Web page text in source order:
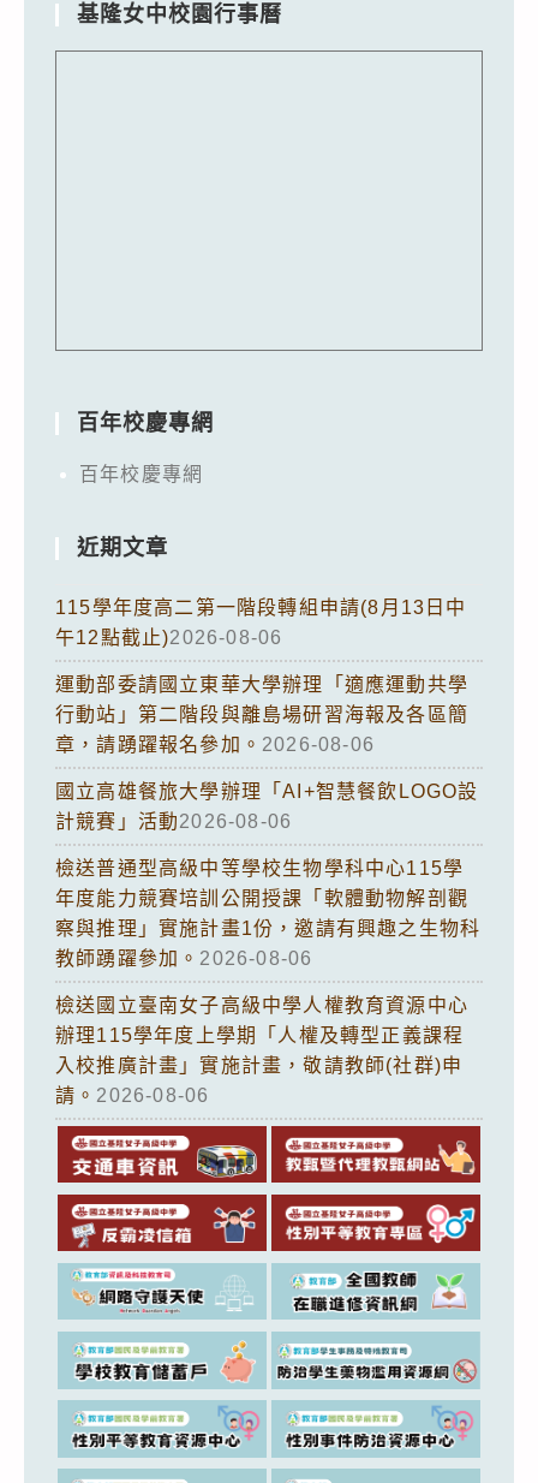
基隆女中校園行事曆
百年校慶專網
百年校慶專網
近期文章
115學年度高二第一階段轉組申請(8月13日中
午12點截止)2026-08-06
運動部委請國立東華大學辦理「適應運動共學
行動站」第二階段與離島場研習海報及各區簡
章，請踴躍報名參加。 2026-08-06
國立高雄餐旅大學辦理「AI+智慧餐飲LOGO設
計競賽」活動2026-08-06
檢送普通型高級中等學校生物學科中心115學
年度能力競賽培訓公開授課「軟體動物解剖觀
察與推理」實施計畫1份，邀請有興趣之生物科
教師踴躍參加。 2026-08-06
檢送國立臺南女子高級中學人權教育資源中心
辦理115學年度上學期「人權及轉型正義課程
入校推廣計畫」實施計畫，敬請教師(社群)申
請。 2026-08-06